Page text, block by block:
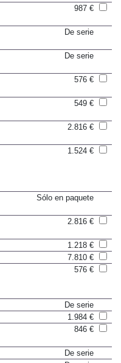
De serie
1.218 €
7.810 €
De serie
1.984 €